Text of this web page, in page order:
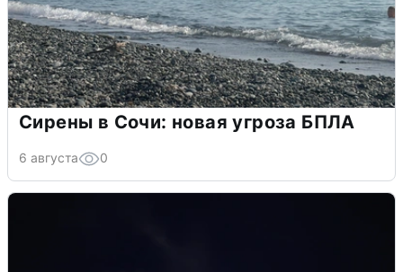
Сирены в Сочи: новая угроза БПЛА
6 августа 0